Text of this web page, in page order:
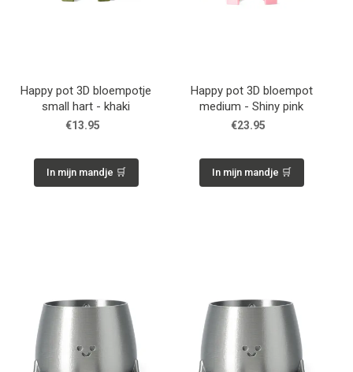
Happy pot 3D bloempotje
small hart - khaki
€13.95
In mijn mandje 🛒
Happy pot 3D bloempot
medium - Shiny pink
€23.95
In mijn mandje 🛒